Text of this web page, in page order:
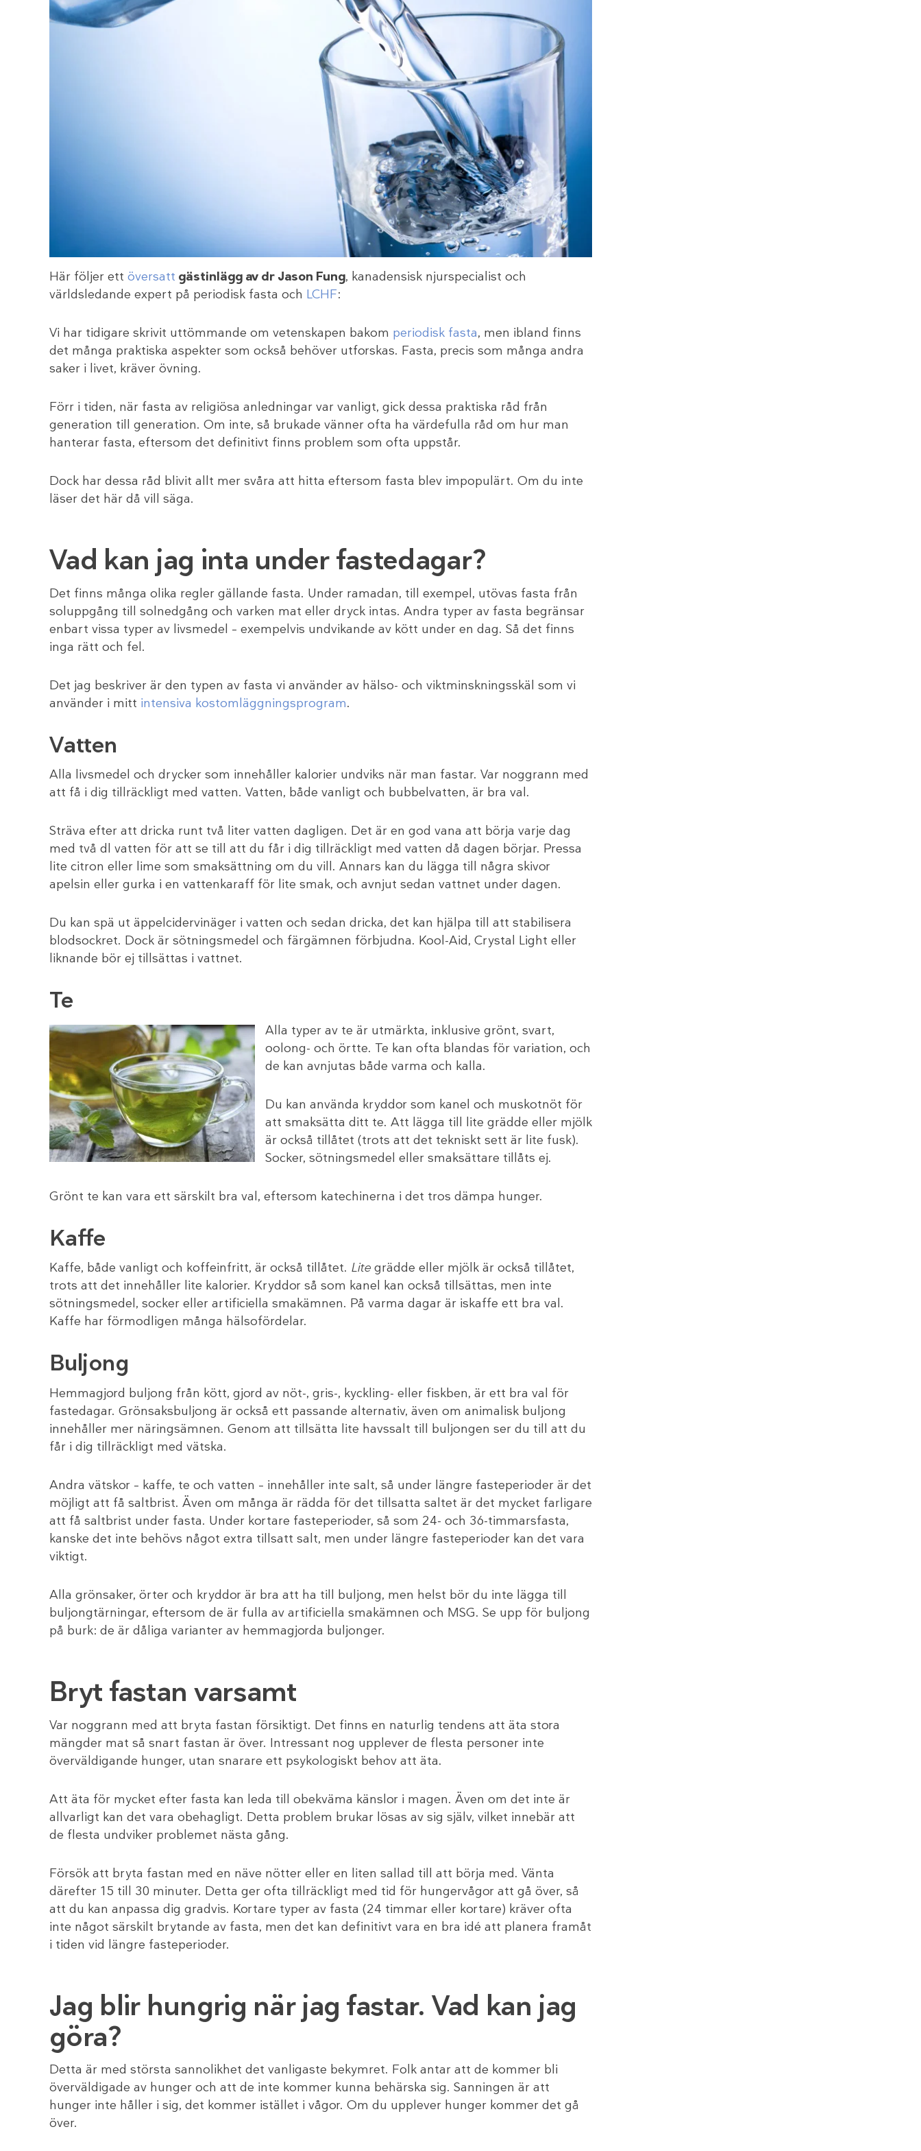
Här följer ett översatt gästinlägg av dr Jason Fung, kanadensisk njurspecialist och
världsledande expert på periodisk fasta och LCHF:
Vi har tidigare skrivit uttömmande om vetenskapen bakom periodisk fasta, men ibland finns
det många praktiska aspekter som också behöver utforskas. Fasta, precis som många andra
saker i livet, kräver övning.
Förr i tiden, när fasta av religiösa anledningar var vanligt, gick dessa praktiska råd från
generation till generation. Om inte, så brukade vänner ofta ha värdefulla råd om hur man
hanterar fasta, eftersom det definitivt finns problem som ofta uppstår.
Dock har dessa råd blivit allt mer svåra att hitta eftersom fasta blev impopulärt. Om du inte
läser det här då vill säga.
Vad kan jag inta under fastedagar?
Det finns många olika regler gällande fasta. Under ramadan, till exempel, utövas fasta från
soluppgång till solnedgång och varken mat eller dryck intas. Andra typer av fasta begränsar
enbart vissa typer av livsmedel – exempelvis undvikande av kött under en dag. Så det finns
inga rätt och fel.
Det jag beskriver är den typen av fasta vi använder av hälso- och viktminskningsskäl som vi
använder i mitt intensiva kostomläggningsprogram.
Vatten
Alla livsmedel och drycker som innehåller kalorier undviks när man fastar. Var noggrann med
att få i dig tillräckligt med vatten. Vatten, både vanligt och bubbelvatten, är bra val.
Sträva efter att dricka runt två liter vatten dagligen. Det är en god vana att börja varje dag
med två dl vatten för att se till att du får i dig tillräckligt med vatten då dagen börjar. Pressa
lite citron eller lime som smaksättning om du vill. Annars kan du lägga till några skivor
apelsin eller gurka i en vattenkaraff för lite smak, och avnjut sedan vattnet under dagen.
Du kan spä ut äppelcidervinäger i vatten och sedan dricka, det kan hjälpa till att stabilisera
blodsockret. Dock är sötningsmedel och färgämnen förbjudna. Kool-Aid, Crystal Light eller
liknande bör ej tillsättas i vattnet.
Te
Alla typer av te är utmärkta, inklusive grönt, svart,
oolong- och örtte. Te kan ofta blandas för variation, och
de kan avnjutas både varma och kalla.
Du kan använda kryddor som kanel och muskotnöt för
att smaksätta ditt te. Att lägga till lite grädde eller mjölk
är också tillåtet (trots att det tekniskt sett är lite fusk).
Socker, sötningsmedel eller smaksättare tillåts ej.
Grönt te kan vara ett särskilt bra val, eftersom katechinerna i det tros dämpa hunger.
Kaffe
Kaffe, både vanligt och koffeinfritt, är också tillåtet. Lite grädde eller mjölk är också tillåtet,
trots att det innehåller lite kalorier. Kryddor så som kanel kan också tillsättas, men inte
sötningsmedel, socker eller artificiella smakämnen. På varma dagar är iskaffe ett bra val.
Kaffe har förmodligen många hälsofördelar.
Buljong
Hemmagjord buljong från kött, gjord av nöt-, gris-, kyckling- eller fiskben, är ett bra val för
fastedagar. Grönsaksbuljong är också ett passande alternativ, även om animalisk buljong
innehåller mer näringsämnen. Genom att tillsätta lite havssalt till buljongen ser du till att du
får i dig tillräckligt med vätska.
Andra vätskor – kaffe, te och vatten – innehåller inte salt, så under längre fasteperioder är det
möjligt att få saltbrist. Även om många är rädda för det tillsatta saltet är det mycket farligare
att få saltbrist under fasta. Under kortare fasteperioder, så som 24- och 36-timmarsfasta,
kanske det inte behövs något extra tillsatt salt, men under längre fasteperioder kan det vara
viktigt.
Alla grönsaker, örter och kryddor är bra att ha till buljong, men helst bör du inte lägga till
buljongtärningar, eftersom de är fulla av artificiella smakämnen och MSG. Se upp för buljong
på burk: de är dåliga varianter av hemmagjorda buljonger.
Bryt fastan varsamt
Var noggrann med att bryta fastan försiktigt. Det finns en naturlig tendens att äta stora
mängder mat så snart fastan är över. Intressant nog upplever de flesta personer inte
överväldigande hunger, utan snarare ett psykologiskt behov att äta.
Att äta för mycket efter fasta kan leda till obekväma känslor i magen. Även om det inte är
allvarligt kan det vara obehagligt. Detta problem brukar lösas av sig själv, vilket innebär att
de flesta undviker problemet nästa gång.
Försök att bryta fastan med en näve nötter eller en liten sallad till att börja med. Vänta
därefter 15 till 30 minuter. Detta ger ofta tillräckligt med tid för hungervågor att gå över, så
att du kan anpassa dig gradvis. Kortare typer av fasta (24 timmar eller kortare) kräver ofta
inte något särskilt brytande av fasta, men det kan definitivt vara en bra idé att planera framåt
i tiden vid längre fasteperioder.
Jag blir hungrig när jag fastar. Vad kan jag
göra?
Detta är med största sannolikhet det vanligaste bekymret. Folk antar att de kommer bli
överväldigade av hunger och att de inte kommer kunna behärska sig. Sanningen är att
hunger inte håller i sig, det kommer istället i vågor. Om du upplever hunger kommer det gå
över.